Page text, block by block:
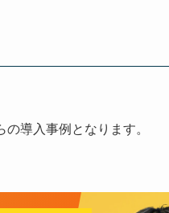
導入事例となります。